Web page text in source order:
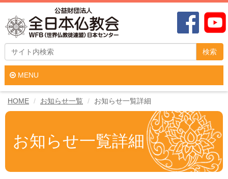
検索
MENU
HOME お知らせ一覧 お知らせ一覧詳細
お知らせ一覧詳細